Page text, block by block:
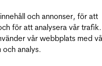
och annonser, för att
för att analysera vår
vår webbplats med
och analys.